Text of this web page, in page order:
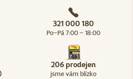
321 000 180
Po–Pá 7:00 – 18:00
206 prodejen
jsme vám blízko